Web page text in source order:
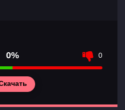
0% 0